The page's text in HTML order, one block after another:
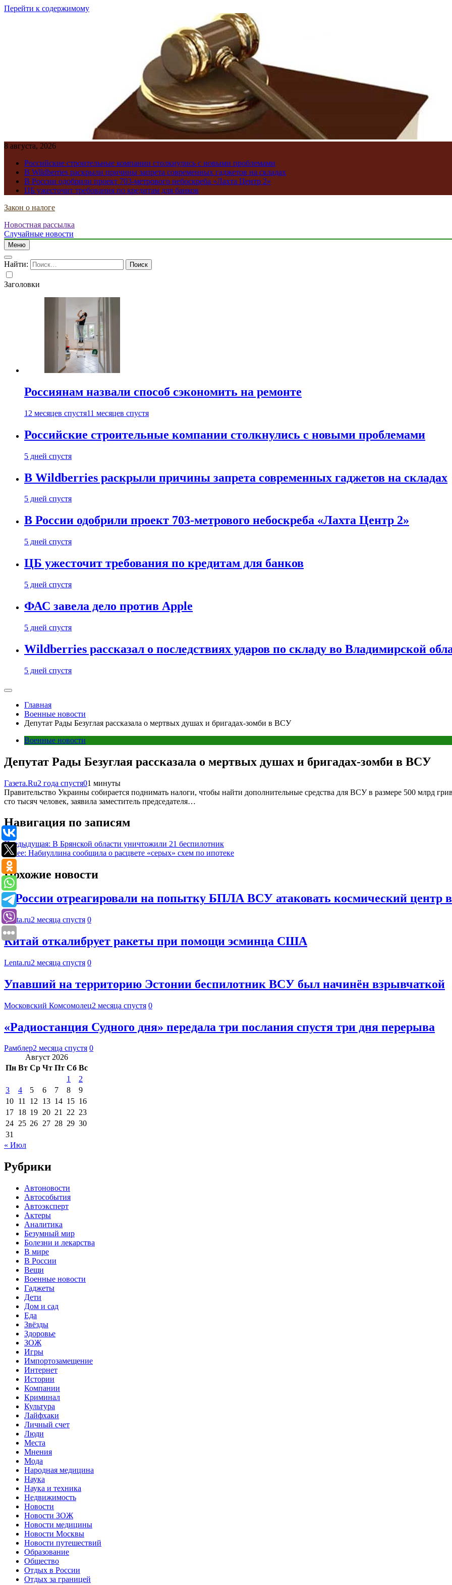
Перейти к содержимому
8 августа, 2026
Российские строительные компании столкнулись с новыми проблемами
В Wildberries раскрыли причины запрета современных гаджетов на складах
В России одобрили проект 703-метрового небоскреба «Лахта Центр 2»
ЦБ ужесточит требования по кредитам для банков
Закон о налоге
Новостная рассылка
Случайные новости
Меню
Найти:
Заголовки
Россиянам назвали способ сэкономить на ремонте
12 месяцев спустя11 месяцев спустя
Российские строительные компании столкнулись с новыми проблемами
5 дней спустя
В Wildberries раскрыли причины запрета современных гаджетов на складах
5 дней спустя
В России одобрили проект 703-метрового небоскреба «Лахта Центр 2»
5 дней спустя
ЦБ ужесточит требования по кредитам для банков
5 дней спустя
ФАС завела дело против Apple
5 дней спустя
Wildberries рассказал о последствиях ударов по складу во Владимирской
5 дней спустя
Главная
Военные новости
Депутат Рады Безуглая рассказала о мертвых душах и бригадах-зомби в ВСУ
Военные новости
Депутат Рады Безуглая рассказала о мертвых душах и бригадах-зомби в ВСУ
Газета.Ru2 года спустя01 минуты
Правительство Украины собирается поднимать налоги, чтобы найти дополнительные средства для ВСУ в размере 500 млрд
сто тысяч человек, заявила заместитель председателя…
Навигация по записям
Предыдущая: В Брянской области уничтожили 21 беспилотник
Далее: Набиуллина сообщила о расцвете «серых» схем по ипотеке
Похожие новости
В России отреагировали на попытку БПЛА ВСУ атаковать космический центр
Lenta.ru2 месяца спустя 0
Китай откалибрует ракеты при помощи эсминца США
Lenta.ru2 месяца спустя 0
Упавший на территорию Эстонии беспилотник ВСУ был начинён взрывчаткой
Московский Комсомолец2 месяца спустя 0
«Радиостанция Судного дня» передала три послания спустя три дня перерыва
Рамблер2 месяца спустя 0
Август 2026
Пн Вт Ср Чт Пт Сб Вс
1
2
3
4 5 6 7 8
9
10 11 12 13 14 15 16
17 18 19 20 21 22 23
24 25 26 27 28 29 30
31
« Июл
Рубрики
Автоновости
Автособытия
Автоэксперт
Актеры
Аналитика
Безумный мир
Болезни и лекарства
В мире
В России
Вещи
Военные новости
Гаджеты
Дети
Дом и сад
Еда
Звёзды
Здоровье
ЗОЖ
Игры
Импортозамещение
Интернет
Истории
Компании
Криминал
Культура
Лайфхаки
Личный счет
Люди
Места
Мнения
Мода
Народная медицина
Наука
Наука и техника
Недвижимость
Новости
Новости ЗОЖ
Новости медицины
Новости Москвы
Новости путешествий
Образование
Общество
Отдых в России
Отдых за границей